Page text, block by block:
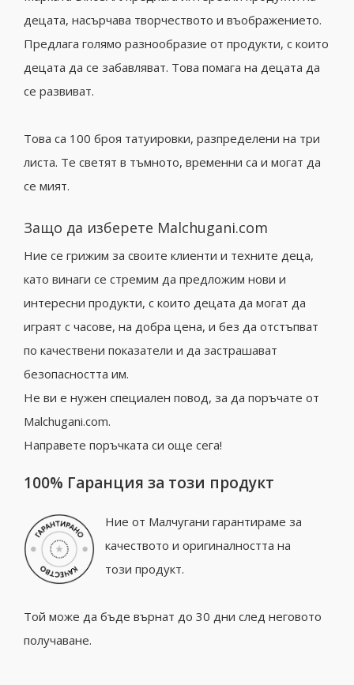
децата, насърчава творчеството и въображението.
Предлага голямо разнообразие от продукти, с които
децата да се забавляват. Това помага на децата да
се развиват.
Това са 100 броя татуировки, разпределени на три
листа. Те светят в тъмното, временни са и могат да
се мият.
Защо да изберете Malchugani.com
Ние се грижим за своите клиенти и техните деца,
като винаги се стремим да предложим нови и
интересни продукти, с които децата да могат да
играят с часове, на добра цена, и без да отстъпват
по качествени показатели и да застрашават
безопасността им.
Не ви е нужен специален повод, за да поръчате от
Malchugani.com.
Направете поръчката си още сега!
100% Гаранция за този продукт
Ние от Малчугани гарантираме за
качеството и оригиналността на
този продукт.
Той може да бъде върнат до 30 дни след неговото
получаване.